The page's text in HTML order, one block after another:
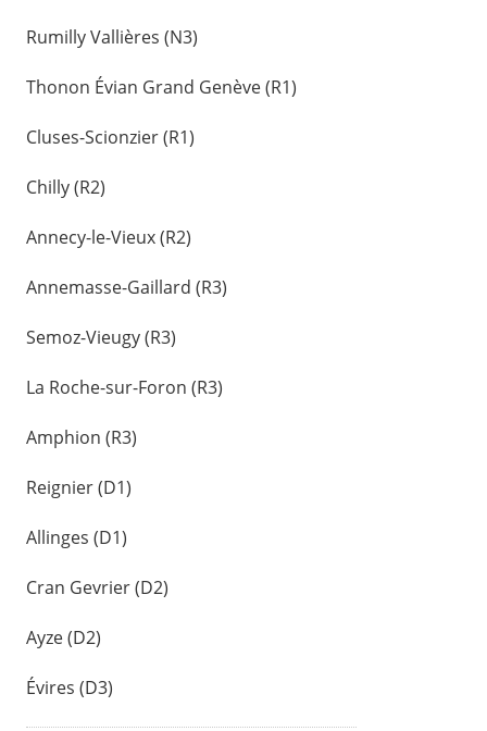
Rumilly Vallières (N3)
Thonon Évian Grand Genève (R1)
Cluses-Scionzier (R1)
Chilly (R2)
Annecy-le-Vieux (R2)
Annemasse-Gaillard (R3)
Semoz-Vieugy (R3)
La Roche-sur-Foron (R3)
Amphion (R3)
Reignier (D1)
Allinges (D1)
Cran Gevrier (D2)
Ayze (D2)
Évires (D3)